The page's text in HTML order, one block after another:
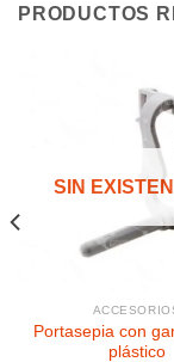
PRODUCTOS
SIN
Portasepia con
plástico